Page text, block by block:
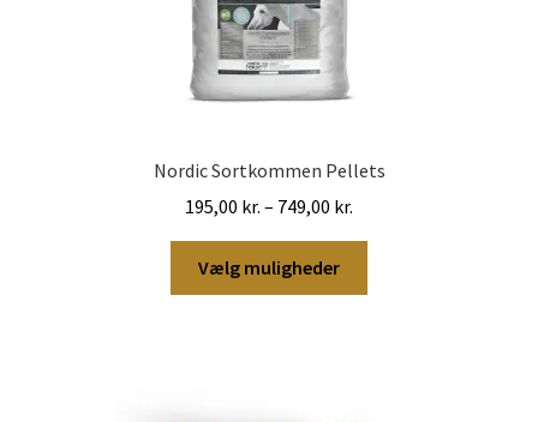
Nordic Sortkommen Pellets
195,00 kr. – 749,00 kr.
195,00 kr.
749,00 kr.
Vælg muligheder